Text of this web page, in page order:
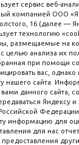
Принимаем к
сервис веб-
компанией ООО
16 (далее —
технологию
размещаемые на
целью анализа их
при помощи
вас,
нашего сайта.
данного сайта,
Яндексу и
информацию для
для нас